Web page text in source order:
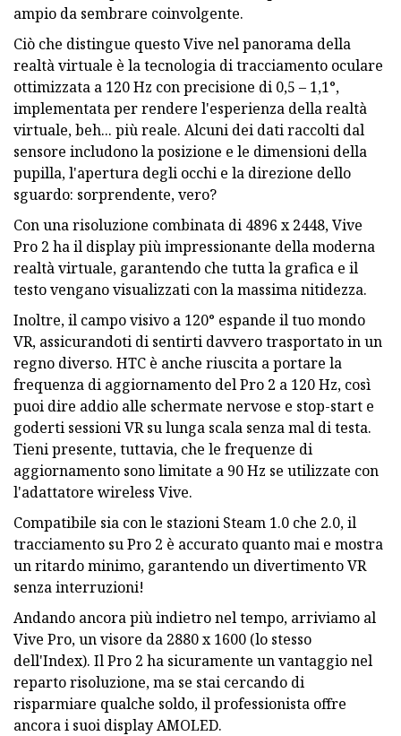
ampio da sembrare coinvolgente.
Ciò che distingue questo Vive nel panorama della
realtà virtuale è la tecnologia di tracciamento oculare
ottimizzata a 120 Hz con precisione di 0,5 – 1,1°,
implementata per rendere l'esperienza della realtà
virtuale, beh... più reale. Alcuni dei dati raccolti dal
sensore includono la posizione e le dimensioni della
pupilla, l'apertura degli occhi e la direzione dello
sguardo: sorprendente, vero?
Con una risoluzione combinata di 4896 x 2448, Vive
Pro 2 ha il display più impressionante della moderna
realtà virtuale, garantendo che tutta la grafica e il
testo vengano visualizzati con la massima nitidezza.
Inoltre, il campo visivo a 120° espande il tuo mondo
VR, assicurandoti di sentirti davvero trasportato in un
regno diverso. HTC è anche riuscita a portare la
frequenza di aggiornamento del Pro 2 a 120 Hz, così
puoi dire addio alle schermate nervose e stop-start e
goderti sessioni VR su lunga scala senza mal di testa.
Tieni presente, tuttavia, che le frequenze di
aggiornamento sono limitate a 90 Hz se utilizzate con
l'adattatore wireless Vive.
Compatibile sia con le stazioni Steam 1.0 che 2.0, il
tracciamento su Pro 2 è accurato quanto mai e mostra
un ritardo minimo, garantendo un divertimento VR
senza interruzioni!
Andando ancora più indietro nel tempo, arriviamo al
Vive Pro, un visore da 2880 x 1600 (lo stesso
dell'Index). Il Pro 2 ha sicuramente un vantaggio nel
reparto risoluzione, ma se stai cercando di
risparmiare qualche soldo, il professionista offre
ancora i suoi display AMOLED.